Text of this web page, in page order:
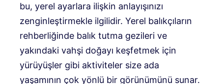
bu, yerel ayarlara ilişkin anlayışınızı
zenginleştirmekle ilgilidir. Yerel balıkçıların
rehberliğinde balık tutma gezileri ve
yakındaki vahşi doğayı keşfetmek için
yürüyüşler gibi aktiviteler size ada
yaşamının çok yönlü bir görünümünü sunar.